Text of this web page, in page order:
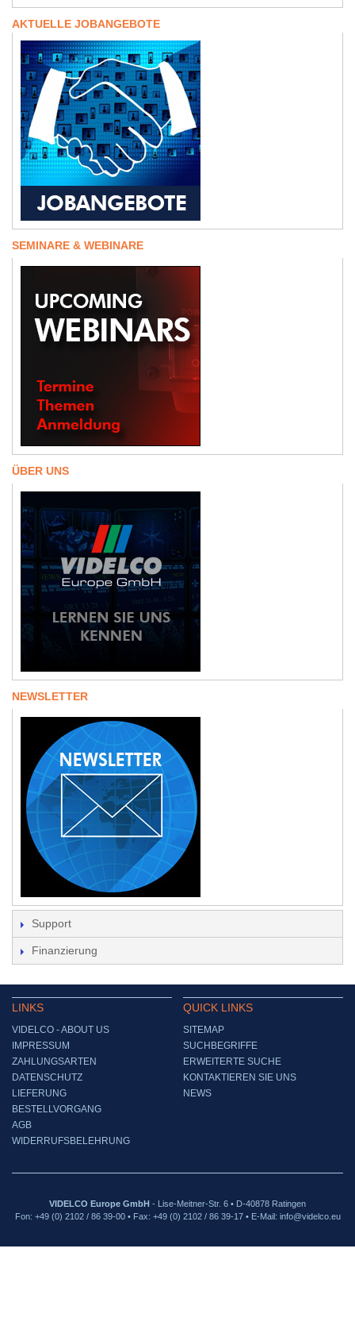
AKTUELLE JOBANGEBOTE
SEMINARE & WEBINARE
ÜBER UNS
NEWSLETTER
Support
Finanzierung
LINKS
VIDELCO - ABOUT US
IMPRESSUM
ZAHLUNGSARTEN
DATENSCHUTZ
LIEFERUNG
BESTELLVORGANG
AGB
WIDERRUFSBELEHRUNG
QUICK LINKS
SITEMAP
SUCHBEGRIFFE
ERWEITERTE SUCHE
KONTAKTIEREN SIE UNS
NEWS
VIDELCO Europe GmbH - Lise-Meitner-Str. 6 • D-40878 Ratingen
Fon: +49 (0) 2102 / 86 39-00 • Fax: +49 (0) 2102 / 86 39-17 • E-Mail: info@videlco.eu